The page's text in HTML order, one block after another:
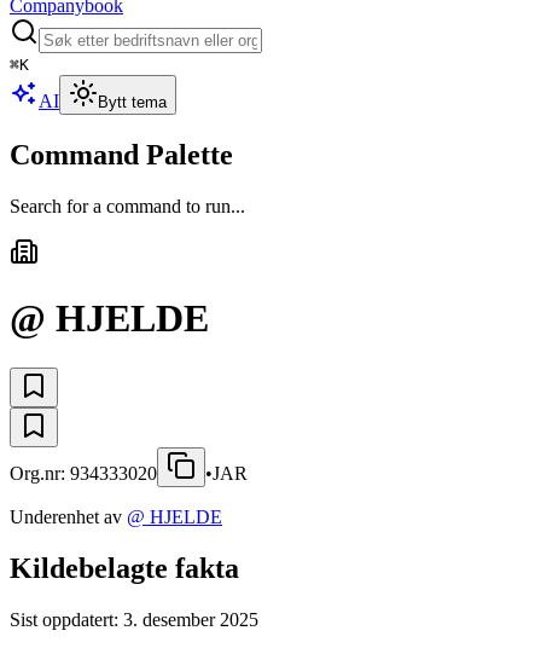
Companybook
⌘K
AI Bytt tema
Command Palette
Search for a command to run...
@ HJELDE
Org.nr: 934333020 •JAR
Underenhet av @ HJELDE
Kildebelagte fakta
Sist oppdatert: 3. desember 2025